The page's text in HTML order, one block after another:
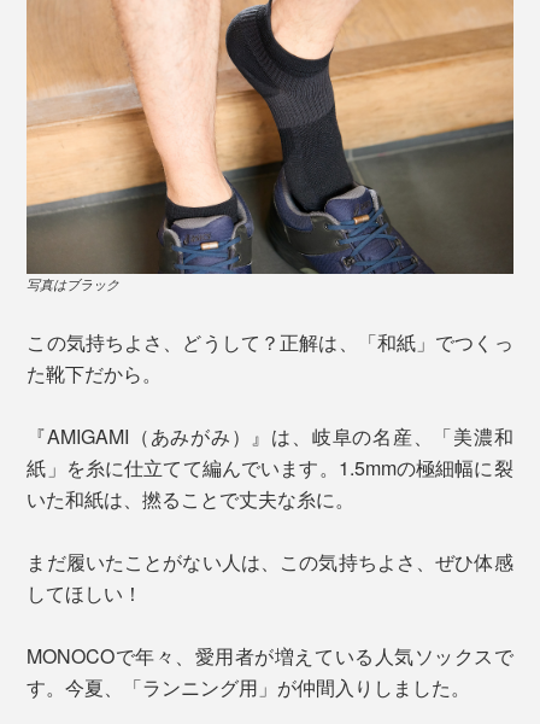
写真はブラック
この気持ちよさ、どうして？正解は、「和紙」でつくっ
た靴下だから。
『AMIGAMI（あみがみ）』は、岐阜の名産、「美濃和
紙」を糸に仕立てて編んでいます。1.5mmの極細幅に裂
いた和紙は、撚ることで丈夫な糸に。
まだ履いたことがない人は、この気持ちよさ、ぜひ体感
してほしい！
MONOCOで年々、愛用者が増えている人気ソックスで
す。今夏、「ランニング用」が仲間入りしました。